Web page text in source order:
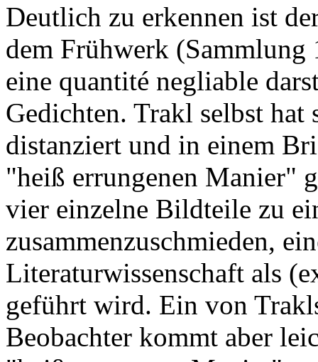
Deutlich zu erkennen ist
dem Frühwerk
eine quantité negliable
Gedichten. Trakl selbst
distanziert und in einem
"heiß errungenen Manier"
vier einzelne Bildteile zu
zusammenzuschmieden,
Literaturwissenschaft als
geführt wird. Ein von
Beobachter kommt aber